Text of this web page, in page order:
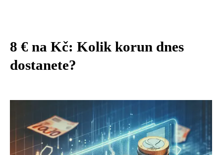
8 € na Kč: Kolik korun dnes
dostanete?